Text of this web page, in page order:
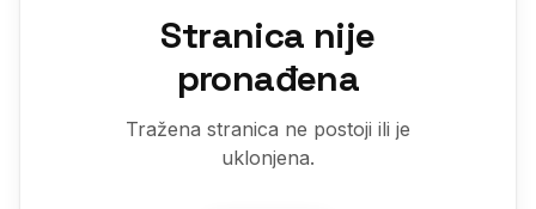
Stranica nije
pronađena
Tražena stranica ne postoji ili je
uklonjena.